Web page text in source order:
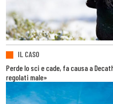
IL CASO
Perde lo sci e cade, fa causa a
regolati male»